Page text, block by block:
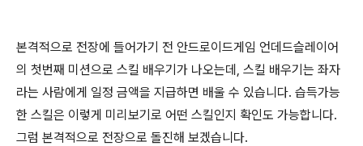
본격적으로 전장에 들어가기 전 안드로이드게임 언데드슬레이어
의 첫번째 미션으로 스킬 배우기가 나오는데, 스킬 배우기는 좌자
라는 사람에게 일정 금액을 지급하면 배울 수 있습니다. 습득가능
한 스킬은 이렇게 미리보기로 어떤 스킬인지 확인도 가능합니다.
그럼 본격적으로 전장으로 돌진해 보겠습니다.